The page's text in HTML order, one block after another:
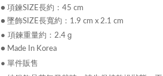
● 項鍊SIZE長約：45 cm
● 墜飾SIZE長寬約：1.9 cm x 2.1 cm
● 項鍊重量約 ：2.4 g
● Made In Korea
● 單件販售